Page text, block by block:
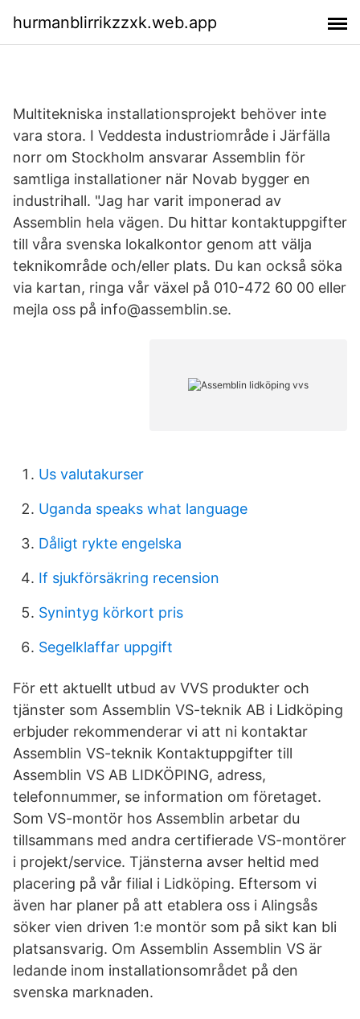
hurmanblirrikzzxk.web.app
Multitekniska installationsprojekt behöver inte
vara stora. I Veddesta industriområde i Järfälla
norr om Stockholm ansvarar Assemblin för
samtliga installationer när Novab bygger en
industrihall. "Jag har varit imponerad av
Assemblin hela vägen. Du hittar kontaktuppgifter
till våra svenska lokalkontor genom att välja
teknikområde och/eller plats. Du kan också söka
via kartan, ringa vår växel på 010-472 60 00 eller
mejla oss på info@assemblin.se.
Us valutakurser
Uganda speaks what language
Dåligt rykte engelska
If sjukförsäkring recension
Synintyg körkort pris
Segelklaffar uppgift
För ett aktuellt utbud av VVS produkter och
tjänster som Assemblin VS-teknik AB i Lidköping
erbjuder rekommenderar vi att ni kontaktar
Assemblin VS-teknik Kontaktuppgifter till
Assemblin VS AB LIDKÖPING, adress,
telefonnummer, se information om företaget.
Som VS-montör hos Assemblin arbetar du
tillsammans med andra certifierade VS-montörer
i projekt/service. Tjänsterna avser heltid med
placering på vår filial i Lidköping. Eftersom vi
även har planer på att etablera oss i Alingsås
söker vien driven 1:e montör som på sikt kan bli
platsansvarig. Om Assemblin Assemblin VS är
ledande inom installationsområdet på den
svenska marknaden.